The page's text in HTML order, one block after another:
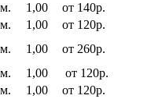
1,00
от 140р.
1,00
от 120р.
1,00
от 260р.
1,00
от 120р.
1,00
от 120р.